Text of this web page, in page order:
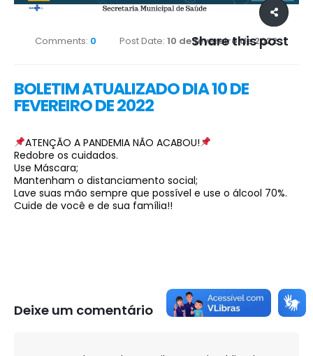
Share this post
Comments: 0 Post Date: 10 de fevereiro de 2022
BOLETIM ATUALIZADO DIA 10 DE
FEVEREIRO DE 2022
ATENÇÃO A PANDEMIA NÃO ACABOU!
Redobre os cuidados.
Use Máscara;
Mantenham o distanciamento social;
Lave suas mão sempre que possível e use o álcool 70%.
Cuide de você e de sua família!!
Deixe um comentário